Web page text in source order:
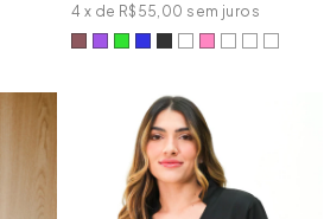
4 x de R$55,00 sem juros